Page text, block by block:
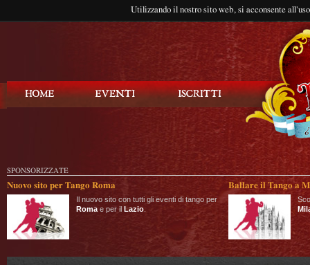
Utilizzando il nostro sito web, si acconsente
SPONSORIZZATE
Nuovo sito per Tango Roma
Il nuovo sito con tutti gli eventi di tango per
Roma e per il Lazio
Ballare il Tango a